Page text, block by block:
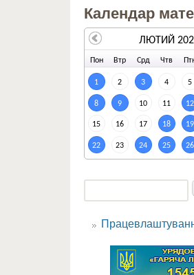
Календар
Пон Втр Срд Чтв Пт
1 2 3 4 5
8 9 10 11 12
15 16 17 18 19
22 23 24 25 26
ЛЮТИЙ
Пошукова